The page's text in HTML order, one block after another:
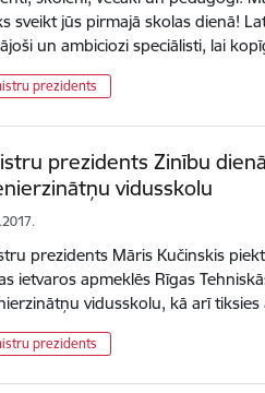
sveikt jūs pirmajā skolas dienā!
un ambiciozi speciālisti, lai
prezidents
prezidents Zinību
vidusskolu
prezidents Māris Kučinskis
ietvaros apmeklēs Rīgas
vidusskolu, kā arī
prezidents